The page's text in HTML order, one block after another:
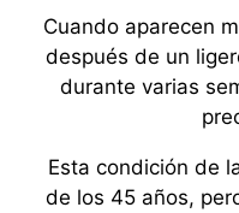
Cuando aparecen
después de un
durante varias
Esta condición de
de los 45 años,